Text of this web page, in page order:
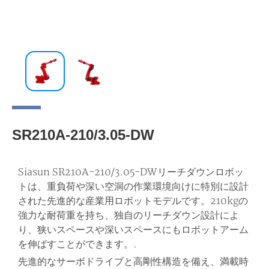
SR210A-210/3.05-DW
Siasun SR210A-210/3.05-DWリーチダウンロボッ
トは、重負荷や深い空洞の作業環境向けに特別に設計
された先進的な産業用ロボットモデルです。210kgの
強力な耐荷重を持ち、独自のリーチダウン設計によ
り、狭いスペースや深いスペースにもロボットアーム
を伸ばすことができます。.
先進的なサーボドライブと高剛性構造を備え、満載時